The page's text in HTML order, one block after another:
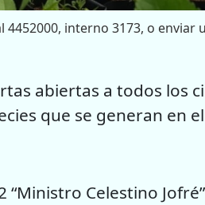
interno 3173, o enviar
abiertas a todos los
que se generan en
“Ministro Celestino